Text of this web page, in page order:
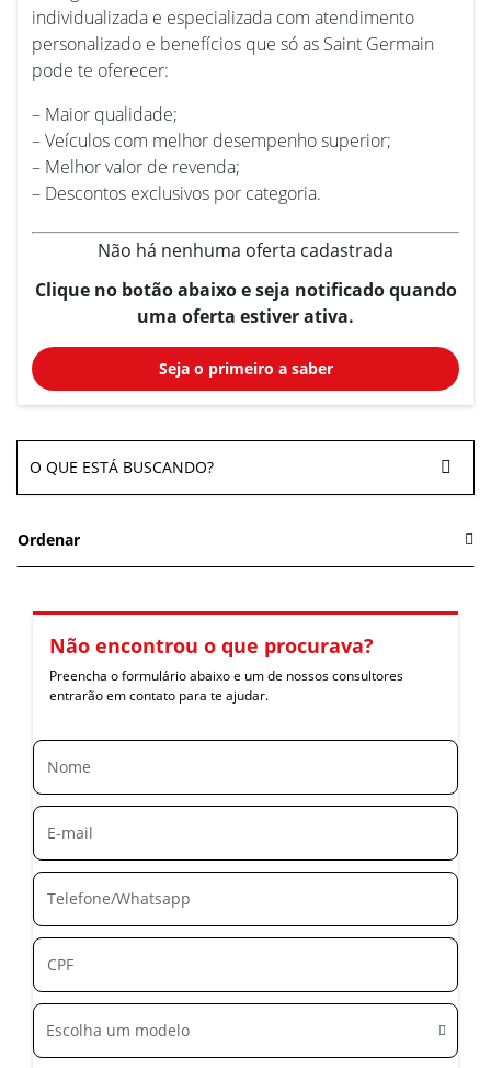
individualizada e especializada com atendimento
personalizado e benefícios que só as Saint Germain
pode te oferecer:
– Maior qualidade;
– Veículos com melhor desempenho superior;
– Melhor valor de revenda;
– Descontos exclusivos por categoria.
Não há nenhuma oferta cadastrada
Clique no botão abaixo e seja notificado quando
uma oferta estiver ativa.
Seja o primeiro a saber
Ordenar
Não encontrou o que procurava?
Preencha o formulário abaixo e um de nossos consultores
entrarão em contato para te ajudar.
Escolha um modelo